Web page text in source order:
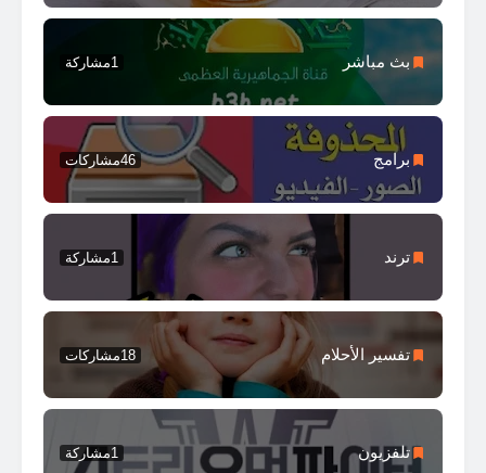
بث مباشر 1مشاركة
برامج 46مشاركات
ترند 1مشاركة
تفسير الأحلام 18مشاركات
تلفزيون 1مشاركة